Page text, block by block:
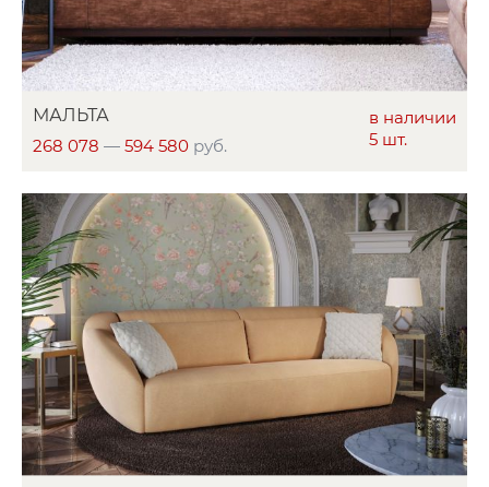
в наличии
5 шт.
МАЛЬТА
268 078 — 594 580 руб.